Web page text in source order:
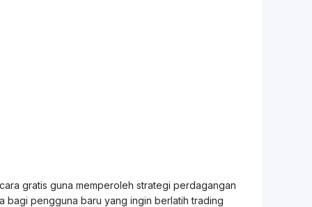
gratis guna memperoleh strategi perdagangan
bagi pengguna baru yang ingin berlatihtrading